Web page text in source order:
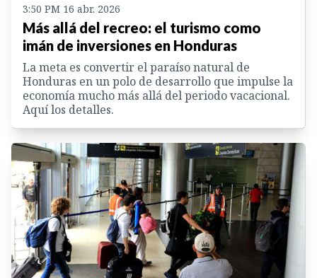
3:50 PM 16 abr. 2026
Más allá del recreo: el turismo como
imán de inversiones en Honduras
La meta es convertir el paraíso natural de
Honduras en un polo de desarrollo que impulse la
economía mucho más allá del periodo vacacional.
Aquí los detalles.